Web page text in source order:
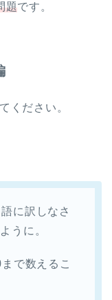
題です。
ください。
に訳しなさ
うに。
で数えるこ